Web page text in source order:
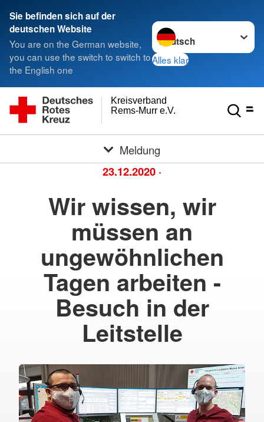
Sie befinden sich auf der
deutschen Website
You are on the German website,
you can use the switch to switch to
the English one
Sprache wechseln zu
Alles klar
Rems-Murr e.V.
Kreisverband
Meldung
23.12.2020 ·
Wir wissen, wir
müssen an
ungewöhnlichen
Tagen arbeiten -
Besuch in der
Leitstelle